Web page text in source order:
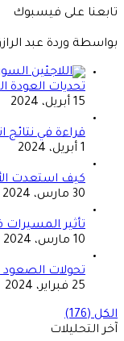
تابعنا على فيسبوك
بواسطة وردة عبد
تحديات العودة
15 أبريل، 2024
قراءة في نتائج
1 أبريل، 2024
كيف استعدت
30 مارس، 2024
تأثير المسيرات
10 مارس، 2024
تحولات الصعود
25 فبراير، 2024
الكل (176)
آخر التحليلات